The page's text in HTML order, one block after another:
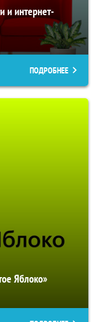
и интернет-
ПОДРОБНЕЕ
Яблоко»